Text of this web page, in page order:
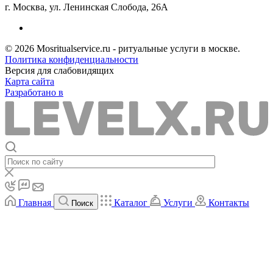
г. Москва, ул. Ленинская Слобода, 26А
© 2026 Mosritualservice.ru - ритуальные услуги в москве.
Политика конфиденциальности
Версия для слабовидящих
Карта сайта
Разработано в
Главная Поиск Каталог Услуги Контакты